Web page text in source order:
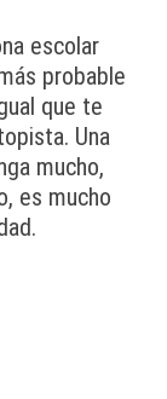
escolar
probable
que te
Una
mucho,
es mucho